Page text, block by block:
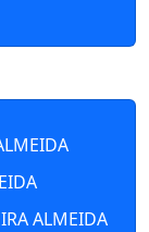
ALMEIDA